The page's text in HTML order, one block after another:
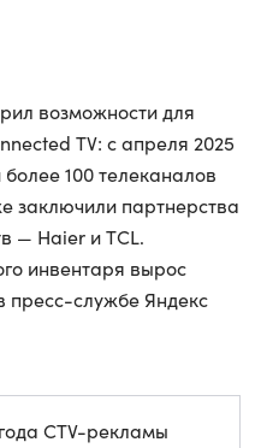
возможности для
TV: с апреля 2025
100 телеканалов
заключили партнерства
— Haier и TCL.
инвентаря вырос
пресс-службе Яндекс
CTV-рекламы